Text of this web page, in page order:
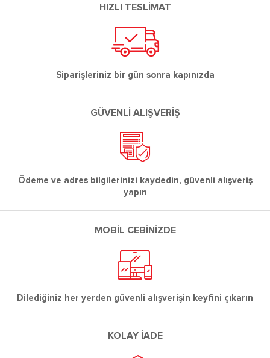
HIZLI TESLİMAT
Siparişleriniz bir gün sonra kapınızda
GÜVENLİ ALIŞVERİŞ
Ödeme ve adres bilgilerinizi kaydedin, güvenli alışveriş
yapın
MOBİL CEBİNİZDE
Dilediğiniz her yerden güvenli alışverişin keyfini çıkarın
KOLAY İADE